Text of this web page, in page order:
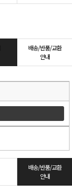
배송/반품/교환
안내
배송/반품/교환
안내